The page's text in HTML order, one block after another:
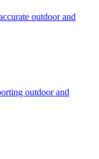
outdoor and
outdoor and